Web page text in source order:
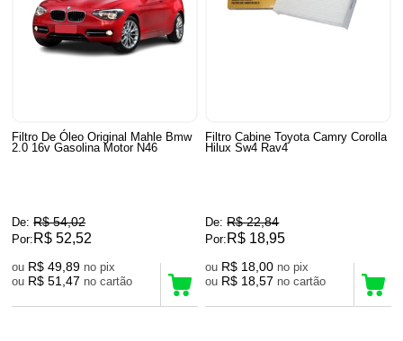
Filtro De Óleo Original Mahle Bmw
2.0 16v Gasolina Motor N46
De: R$ 54,02
Por: R$ 52,52
ou R$ 49,89
no pix
ou R$ 51,47 no cartão
Filtro Cabine Toyota Camry Corolla
Hilux Sw4 Rav4
De: R$ 22,84
Por: R$ 18,95
ou R$ 18,00
no pix
ou R$ 18,57 no cartão